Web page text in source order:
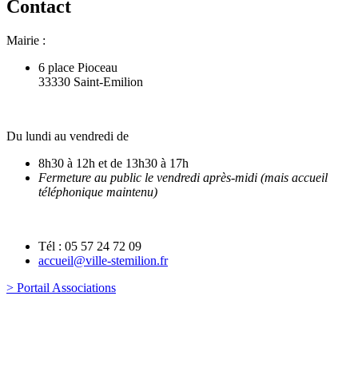
Contact
Mairie :
6 place Pioceau
33330 Saint-Emilion
Du lundi au vendredi de
8h30 à 12h et de 13h30 à 17h
Fermeture au public le vendredi après-midi (mais accueil
téléphonique maintenu)
Tél : 05 57 24 72 09
accueil@ville-stemilion.fr
> Portail Associations